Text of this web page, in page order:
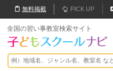
無料掲載 PICK UP
全国の習い事教室検索サイト